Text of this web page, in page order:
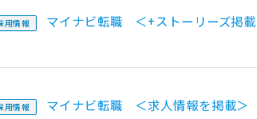
用情報 マイナビ転職 ＜+ストーリーズ掲
用情報 マイナビ転職 ＜求人情報を掲載＞